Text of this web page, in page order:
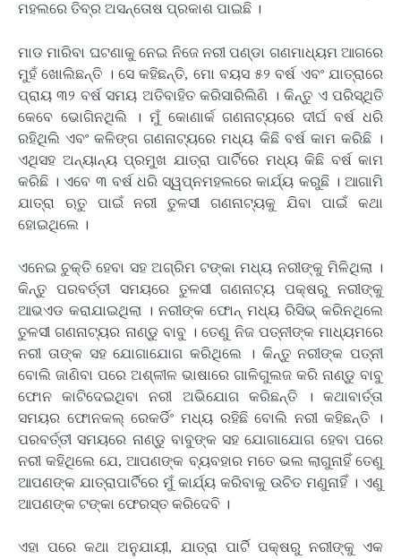
ମହଲରେ ତିବ୍ର ଅସନ୍ତୋଷ ପ୍ରକାଶ ପାଇଛି ।
ମାଡ ମାରିବା ଘଟଣାକୁ ନେଇ ନିଜେ ନରୀ ପଣ୍ଡା ଗଣମାଧ୍ୟମ ଆଗରେ
ମୁହଁ ଖୋଲିଛନ୍ତି । ସେ କହିଛନ୍ତି, ମୋ ବୟସ ୫୨ ବର୍ଷ ଏବଂ ଯାତ୍ରାରେ
ପ୍ରାୟ ୩୨ ବର୍ଷ ସମୟ ଅତିବାହିତ କରିସାରିଲିଣି । କିନ୍ତୁ ଏ ପରିସ୍ଥିତି
କେବେ ଭୋଗିନଥିଲି । ମୁଁ କୋଣାର୍କ ଗଣନାଟ୍ୟରେ ଦୀର୍ଘ ବର୍ଷ ଧରି
ରହିଥିଲି ଏବଂ କଳିଙ୍ଗ ଗଣନାଟ୍ୟରେ ମଧ୍ୟ କିଛି ବର୍ଷ କାମ କରିଛି ।
ଏଥିସହ ଅନ୍ୟାନ୍ୟ ପ୍ରମୁଖ ଯାତ୍ରା ପାର୍ଟିରେ ମଧ୍ୟ କିଛି ବର୍ଷ କାମ
କରିଛି । ଏବେ ୩ ବର୍ଷ ଧରି ସ୍ୱପ୍ନମହଲରେ କାର୍ଯ୍ୟ କରୁଛି । ଆଗାମି
ଯାତ୍ରା ଋତୁ ପାଇଁ ନରୀ ତୁଳସୀ ଗଣନାଟ୍ୟକୁ ଯିବା ପାଇଁ କଥା
ହୋଇଥିଲେ ।
ଏନେଇ ଚୁକ୍ତି ହେବା ସହ ଅଗ୍ରିମ ଟଙ୍କା ମଧ୍ୟ ନରୀଙ୍କୁ ମିଳିଥିଲା ।
କିନ୍ତୁ ପରବର୍ତ୍ତୀ ସମୟରେ ତୁଳସୀ ଗଣନାଟ୍ୟ ପକ୍ଷରୁ ନରୀଙ୍କୁ
ଆଭଏଡ କରାଯାଇଥିଲା । ନରୀଙ୍କ ଫୋନ୍ ମଧ୍ୟ ରିସିଭ୍ କରିନଥିଲେ
ତୁଳସୀ ଗଣନାଟ୍ୟର ନାଣ୍ଡୁ ବାବୁ । ତେଣୁ ନିଜ ପତ୍ନୀଙ୍କ ମାଧ୍ୟମରେ
ନରୀ ତାଙ୍କ ସହ ଯୋଗାଯୋଗ କରିଥିଲେ । କିନ୍ତୁ ନରୀଙ୍କ ପତ୍ନୀ
ବୋଲି ଜାଣିବା ପରେ ଅଶ୍ଳୀଳ ଭାଷାରେ ଗାଳିଗୁଲଜ କରି ନାଣ୍ଡୁ ବାବୁ
ଫୋନ କାଟିଦେଇଥିବା ନରୀ ଅଭିଯୋଗ କରିଛନ୍ତି । କଥାବାର୍ତ୍ତା
ସମୟର ଫୋନକଲ୍ ରେକର୍ଡିଂ ମଧ୍ୟ ରହିଛି ବୋଲି ନରୀ କହିଛନ୍ତି ।
ପରବର୍ତ୍ତୀ ସମୟରେ ନାଣ୍ଡୁ ବାବୁଙ୍କ ସହ ଯୋଗାଯୋଗ ହେବା ପରେ
ନରୀ କହିଥିଲେ ଯେ, ଆପଣଙ୍କ ବ୍ୟବହାର ମତେ ଭଲ ଲାଗୁନାହିଁ ତେଣୁ
ଆପଣଙ୍କ ଯାତ୍ରାପାର୍ଟିରେ ମୁଁ କାର୍ଯ୍ୟ କରିବାକୁ ଉଚିତ ମଣୁନାହିଁ । ଏଣୁ
ଆପଣଙ୍କ ଟଙ୍କା ଫେରସ୍ତ କରିଦେବି ।
ଏହା ପରେ କଥା ଅନୁଯାୟୀ, ଯାତ୍ରା ପାର୍ଟି ପକ୍ଷରୁ ନରୀଙ୍କୁ ଏକ